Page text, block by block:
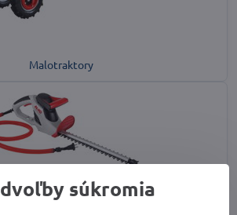
Malotraktory
Plotostrihysúkromia